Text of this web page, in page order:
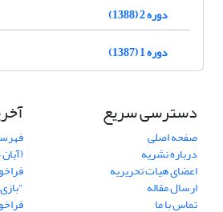
دوره 2 (1388)
دوره 1 (1387)
دسترسی سریع
صفحه اصلی
درباره نشریه
اعضای هیات تحریریه
ارسال مقاله
تماس با ما
(آبان 1394)